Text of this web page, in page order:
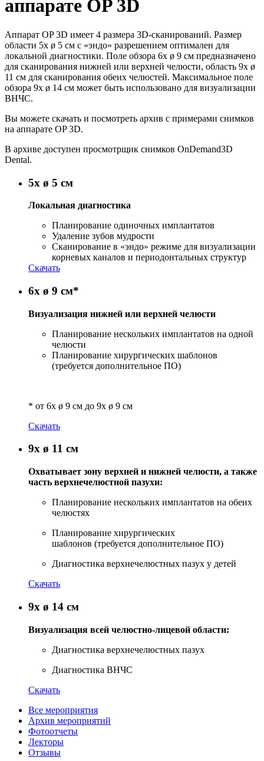
аппарате OP 3D
Аппарат OP 3D имеет 4 размера 3D-сканирований. Размер
области 5x ø 5 см с «эндо» разрешением оптимален для
локальной диагностики. Поле обзора 6x ø 9 см предназначено
для сканирования нижней или верхней челюсти, область 9x ø
11 см для сканирования обеих челюстей. Максимальное поле
обзора 9x ø 14 см может быть использовано для визуализации
ВНЧС.
Вы можете скачать и посмотреть архив с примерами снимков
на аппарате OP 3D.
В архиве доступен просмотрщик снимков OnDemand3D
Dental.
5x ø 5 см
Локальная диагностика
Планирование одиночных имплантатов
Удаление зубов мудрости
Сканирование в «эндо» режиме для визуализации
корневых каналов и периодонтальных структур
Скачать
6x ø 9 см*
Визуализация нижней или верхней челюсти
Планирование нескольких имплантатов на одной
челюсти
Планирование хирургических шаблонов
(требуется дополнительное ПО)
* от 6x ø 9 см до 9x ø 9 см
Скачать
9x ø 11 см
Охватывает зону верхней и нижней челюсти, а также
часть верхнечелюстной пазухи:
Планирование нескольких имплантатов на обеих
челюстях
Планирование хирургических
шаблонов (требуется дополнительное ПО)
Диагностика верхнечелюстных пазух у детей
Скачать
9x ø 14 см
Визуализация всей челюстно-лицевой области:
Диагностика верхнечелюстных пазух
Диагностика ВНЧС
Скачать
Все мероприятия
Архив мероприятий
Фотоотчеты
Лекторы
Отзывы